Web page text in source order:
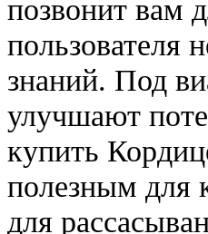
позвонит вам
пользователя
знаний. Под
улучшают
купить
полезным для
для